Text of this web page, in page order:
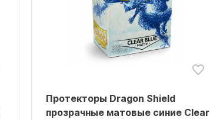
Протекторы Dragon Shield
прозрачные матовые синие Clear